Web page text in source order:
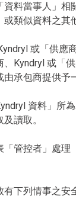
資料當事人」相
類似資料之其
或「供應
、Kyndryl 或「
承包商提供予
資料」所
讀取。
「管控者」處理
有下列情事之安